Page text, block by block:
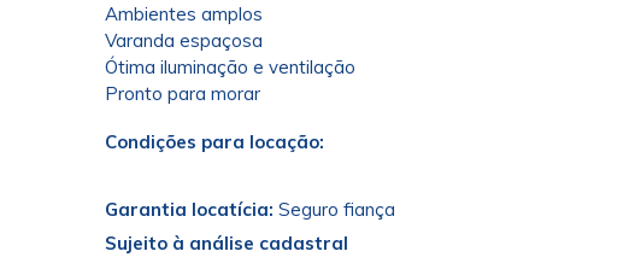
Ambientes amplos
Varanda espaçosa
Ótima iluminação e ventilação
Pronto para morar
Condições para locação:
Garantia locatícia: Seguro fiança
Sujeito à análise cadastral